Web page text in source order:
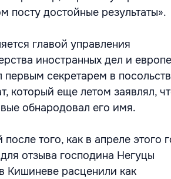
посту достойные результаты».
главой управления
иностранных дел и
секретарем в
который еще летом заявлял,
обнародовал его имя.
того, как в апреле этого
отзыва господина Негуцы
Кишиневе расценили как